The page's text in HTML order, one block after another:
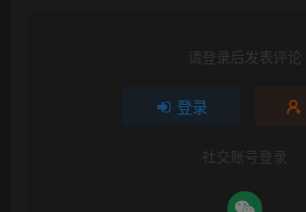
请登录后发表评论
登录
社交账号登录